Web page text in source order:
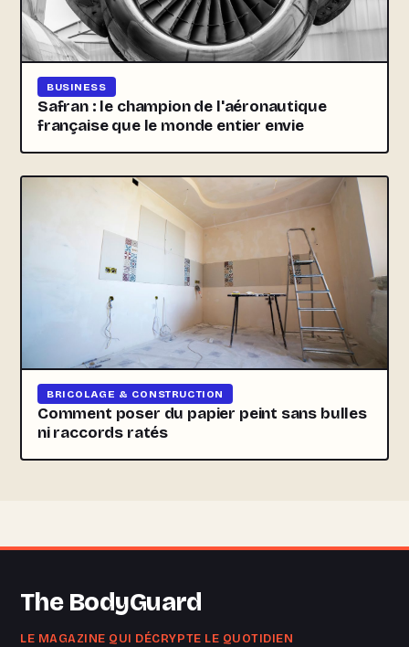
BUSINESS
Safran : le champion de l'aéronautique
française que le monde entier envie
BRICOLAGE & CONSTRUCTION
Comment poser du papier peint sans bulles
ni raccords ratés
The BodyGuard
LE MAGAZINE QUI DÉCRYPTE LE QUOTIDIEN